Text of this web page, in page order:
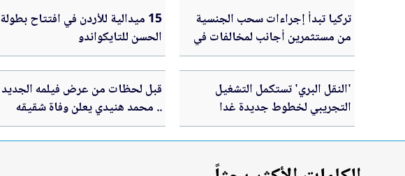
تركيا تبدأ إجراءات سحب الجنسية
من مستثمرين أجانب لمخالفات في
ملفاتهم
15 ميدالية للأردن في افتتاح بطولة
الحسن للتايكواندو
'النقل البري' تستكمل التشغيل
التجريبي لخطوط جديدة غدا
قبل لحظات من عرض فيلمه الجديد
.. محمد هنيدي يعلن وفاة شقيقه